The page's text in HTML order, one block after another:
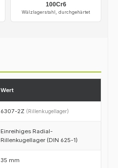
100Cr6
Wälzlagerstahl, durchgehärtet
Wert
6307-2Z (Rillenkugellager)
Einreihiges Radial-
Rillenkugellager (DIN 625-1)
35 mm